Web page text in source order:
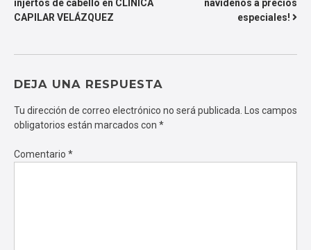
ENTRADAS
injertos de cabello en CLÍNICA
CAPILAR VELÁZQUEZ
navideños a precios
especiales!
DEJA UNA RESPUESTA
Tu dirección de correo electrónico no será publicada.
Los campos
obligatorios están marcados con *
Comentario *